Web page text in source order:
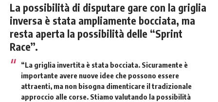
La possibilità di disputare gare con la griglia
inversa è stata ampliamente bocciata, ma
resta aperta la possibilità delle “Sprint
Race”.
“La griglia invertita è stata bocciata. Sicuramente è
importante avere nuove idee che possono essere
attraenti, ma non bisogna dimenticare il tradizionale
approccio alle corse. Stiamo valutando la possibilità